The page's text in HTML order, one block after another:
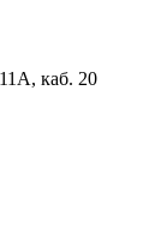
каб. 20